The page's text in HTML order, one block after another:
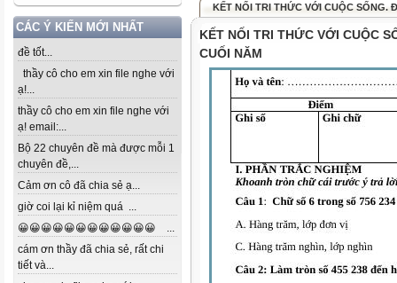
CÁC Ý KIẾN MỚI NHẤT
đề tốt...
thầy cô cho em xin file nghe với
ạ!...
thầy cô cho em xin file nghe với
ạ! email:...
Bộ 22 chuyên đề mà được mỗi 1
chuyên đề,...
Cảm ơn cô đã chia sẻ ạ...
giờ coi lại kỉ niệm quá ...
😀😀😀😀😀😀😀😀😀😀😀😀 ...
cám ơn thầy đã chia sẻ, rất chi
tiết và...
KẾT NỐI TRI THỨC VỚI CUỘC SỐNG.
KẾT NỐI TRI THỨC VỚI CUỘC
CUỐI NĂM